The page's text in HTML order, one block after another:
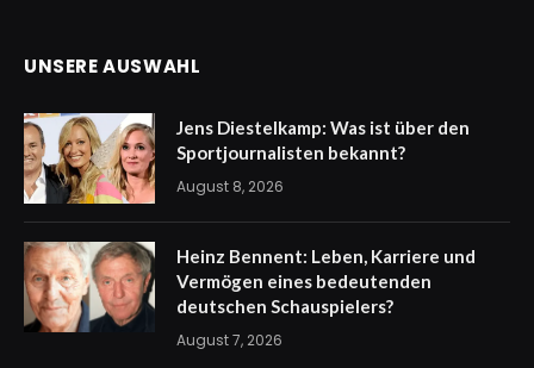
UNSERE AUSWAHL
Jens Diestelkamp: Was ist über den
Sportjournalisten bekannt?
August 8, 2026
Heinz Bennent: Leben, Karriere und
Vermögen eines bedeutenden
deutschen Schauspielers?
August 7, 2026